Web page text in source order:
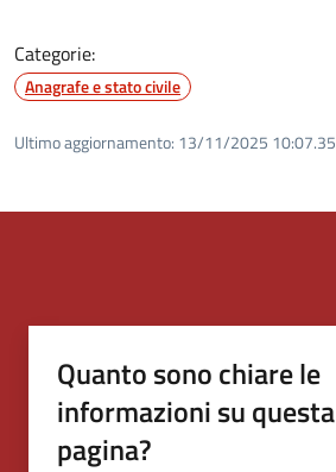
Categorie:
Anagrafe e stato civile
Ultimo aggiornamento: 13/11/2025 10:07.35
Quanto sono chiare le
informazioni su questa
pagina?